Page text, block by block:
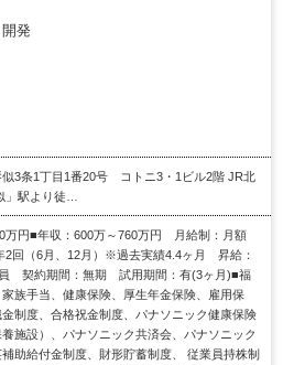
発
似3条1丁目1番20号 コトニ3・1ビル2階 JR北
」駅より徒…
万円■年収：600万～760万円 月給制：月額
回（6月、12月）※過去実績4.4ヶ月 昇給：
契約期間：無期 試用期間：有(3ヶ月)■福
族手当、健康保険、厚生年金保険、雇用保
制度、合格祝金制度、パナソニック健康保険
施設）、パナソニック共済会、パナソニック
助給付金制度、財形貯蓄制度、 従業員持株制